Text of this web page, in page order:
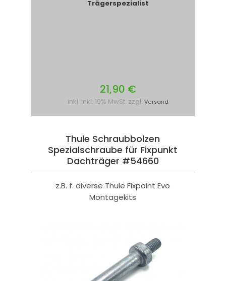
Trägerspezialist
21,90 €
inkl. inkl. 19% MwSt. zzgl. Versand
Thule Schraubbolzen
Spezialschraube für Fixpunkt
Dachträger #54660
z.B. f. diverse Thule Fixpoint Evo
Montagekits